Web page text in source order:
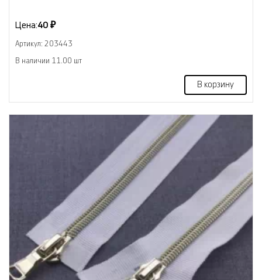
Цена:40 ₽
Артикул: 203443
В наличии 11.00 шт
В корзину